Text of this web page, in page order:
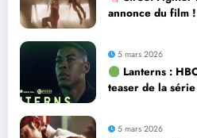
annonce du film !
5 mars 2026
Lanterns :
teaser de la
5 mars 2026